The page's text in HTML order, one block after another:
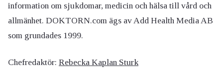
information om sjukdomar, medicin och hälsa till vård och
allmänhet. DOKTORN.com ägs av Add Health Media AB
som grundades 1999.
Chefredaktör: Rebecka Kaplan Sturk